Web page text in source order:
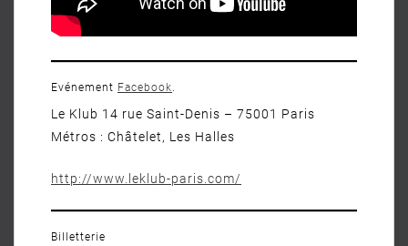
Evénement Facebook
Le Klub 14 rue Saint-Denis – 75001 Paris
Métros : Châtelet, Les Halles
http://www.leklub-paris.com/
Billetterie